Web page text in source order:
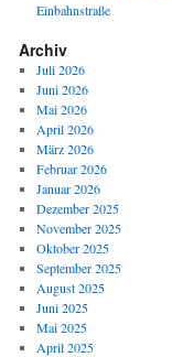
Einbahnstraße
Archiv
Juli 2026
Juni 2026
Mai 2026
April 2026
März 2026
Februar 2026
Januar 2026
Dezember 2025
November 2025
Oktober 2025
September 2025
August 2025
Juni 2025
Mai 2025
April 2025